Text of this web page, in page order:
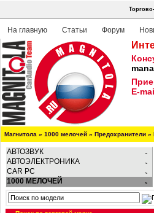
На главную Статьи Форум
E-
Магнитола » 1000 мелочей » Предохранители »
АВТОЗВУК
АВТОЭЛЕКТРОНИКА
CAR PC
1000 МЕЛОЧЕЙ